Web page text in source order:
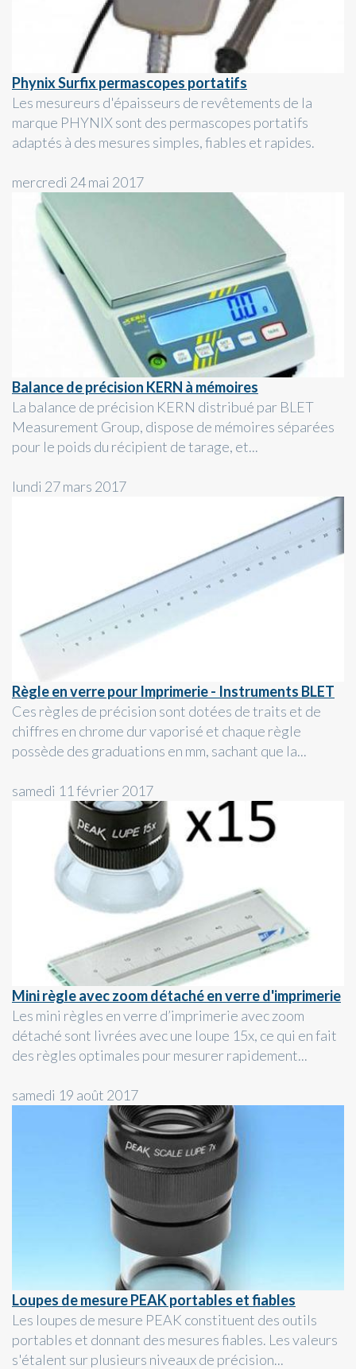
Phynix Surfix permascopes portatifs
Les mesureurs d'épaisseurs de revêtements de la
marque PHYNIX sont des permascopes portatifs
adaptés à des mesures simples, fiables et rapides.
mercredi 24 mai 2017
Balance de précision KERN à mémoires
La balance de précision KERN distribué par BLET
Measurement Group, dispose de mémoires séparées
pour le poids du récipient de tarage, et...
lundi 27 mars 2017
Règle en verre pour Imprimerie - Instruments BLET
Ces règles de précision sont dotées de traits et de
chiffres en chrome dur vaporisé et chaque règle
possède des graduations en mm, sachant que la...
samedi 11 février 2017
Mini règle avec zoom détaché en verre d'imprimerie
Les mini règles en verre d’imprimerie avec zoom
détaché sont livrées avec une loupe 15x, ce qui en fait
des règles optimales pour mesurer rapidement...
samedi 19 août 2017
Loupes de mesure PEAK portables et fiables
Les loupes de mesure PEAK constituent des outils
portables et donnant des mesures fiables. Les valeurs
s'étalent sur plusieurs niveaux de précision...